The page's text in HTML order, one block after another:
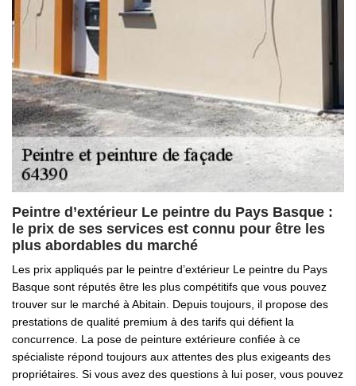
Peintre d’extérieur Le peintre du Pays Basque :
le prix de ses services est connu pour être les
plus abordables du marché
Les prix appliqués par le peintre d’extérieur Le peintre du Pays
Basque sont réputés être les plus compétitifs que vous pouvez
trouver sur le marché à Abitain. Depuis toujours, il propose des
prestations de qualité premium à des tarifs qui défient la
concurrence. La pose de peinture extérieure confiée à ce
spécialiste répond toujours aux attentes des plus exigeants des
propriétaires. Si vous avez des questions à lui poser, vous pouvez